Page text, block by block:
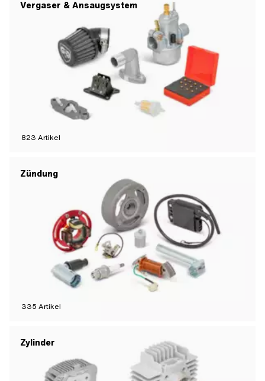
Vergaser & Ansaugsystem
823 Artikel
Zündung
335 Artikel
Zylinder